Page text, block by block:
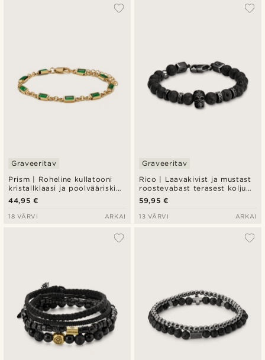
Prism | Roheline kullatooni
kristallklaasi ja poolvääriskivi
käevõru
Graveeritav
44,95 €
18 VÄRVI ARKAI
Rico | Laavakivist ja mustast
roostevabast terasest koljuga
käevõru
Graveeritav
59,95 €
13 VÄRVI ARKAI